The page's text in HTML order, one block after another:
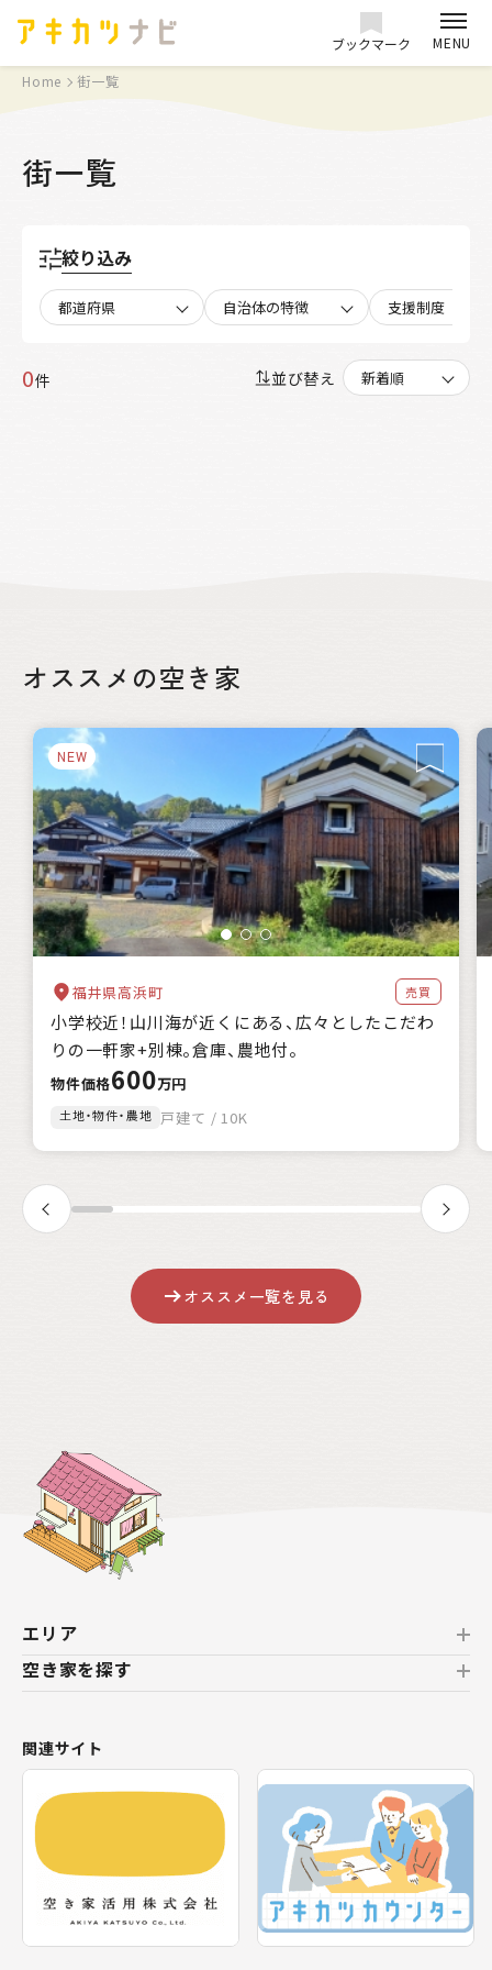
ブックマーク MENU
Home 街一覧
街一覧
絞り込み
都道府県 自治体の特徴 支援制度
絞り込み
都道府県
自治体の特徴
海に近い
森林が豊か 暖かい地域
涼しい地域
交通が便利
都市近郊
支援制度
家賃補助
住宅購入補助
移住補助
起業補助
絞込み検索
0件 並び替え
オススメの空き家
NEW
福井県高浜町 売買
小学校近！山川海が近くにある、広々としたこだわ
りの一軒家+別棟。倉庫、農地付。
物件価格600万円
土地・物件・農地 戸建て / 10K
オススメ一覧を見る
エリア
北海道
東北
関東
神奈川県
甲信越・北陸
空き家を探す
新着の空き家
テーマから探す
エリアから探す
関連サイト